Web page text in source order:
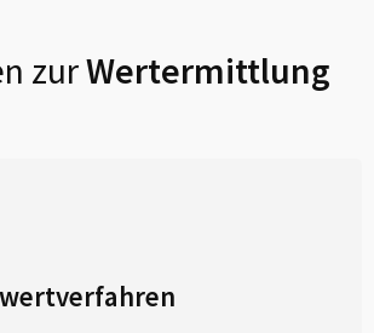
zurWertermittlung